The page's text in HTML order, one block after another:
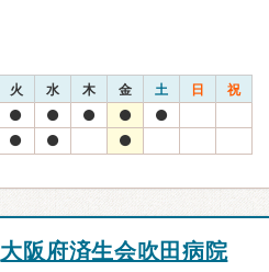
火 水 木 金 土 日 祝
大阪府済生会吹田病院